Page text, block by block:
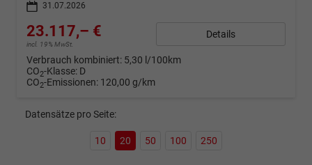
31.07.2026
23.117,– €
incl. 19% MwSt.
Details
Verbrauch kombiniert: 5,30 l/100km
CO2-Klasse: D
CO2-Emissionen: 120,00 g/km
Datensätze pro Seite:
10 20 50 100 250